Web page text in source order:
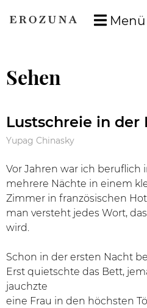
Menü
Sehen
Lustschreie in der
Yupag Chinasky
Vor Jahren war ich beruflich
mehrere Nächte in einem
Zimmer in französischen
man versteht jedes Wort,
wird.
Schon in der ersten Nacht
Erst quietschte das Bett,
jauchzte
eine Frau in den höchsten